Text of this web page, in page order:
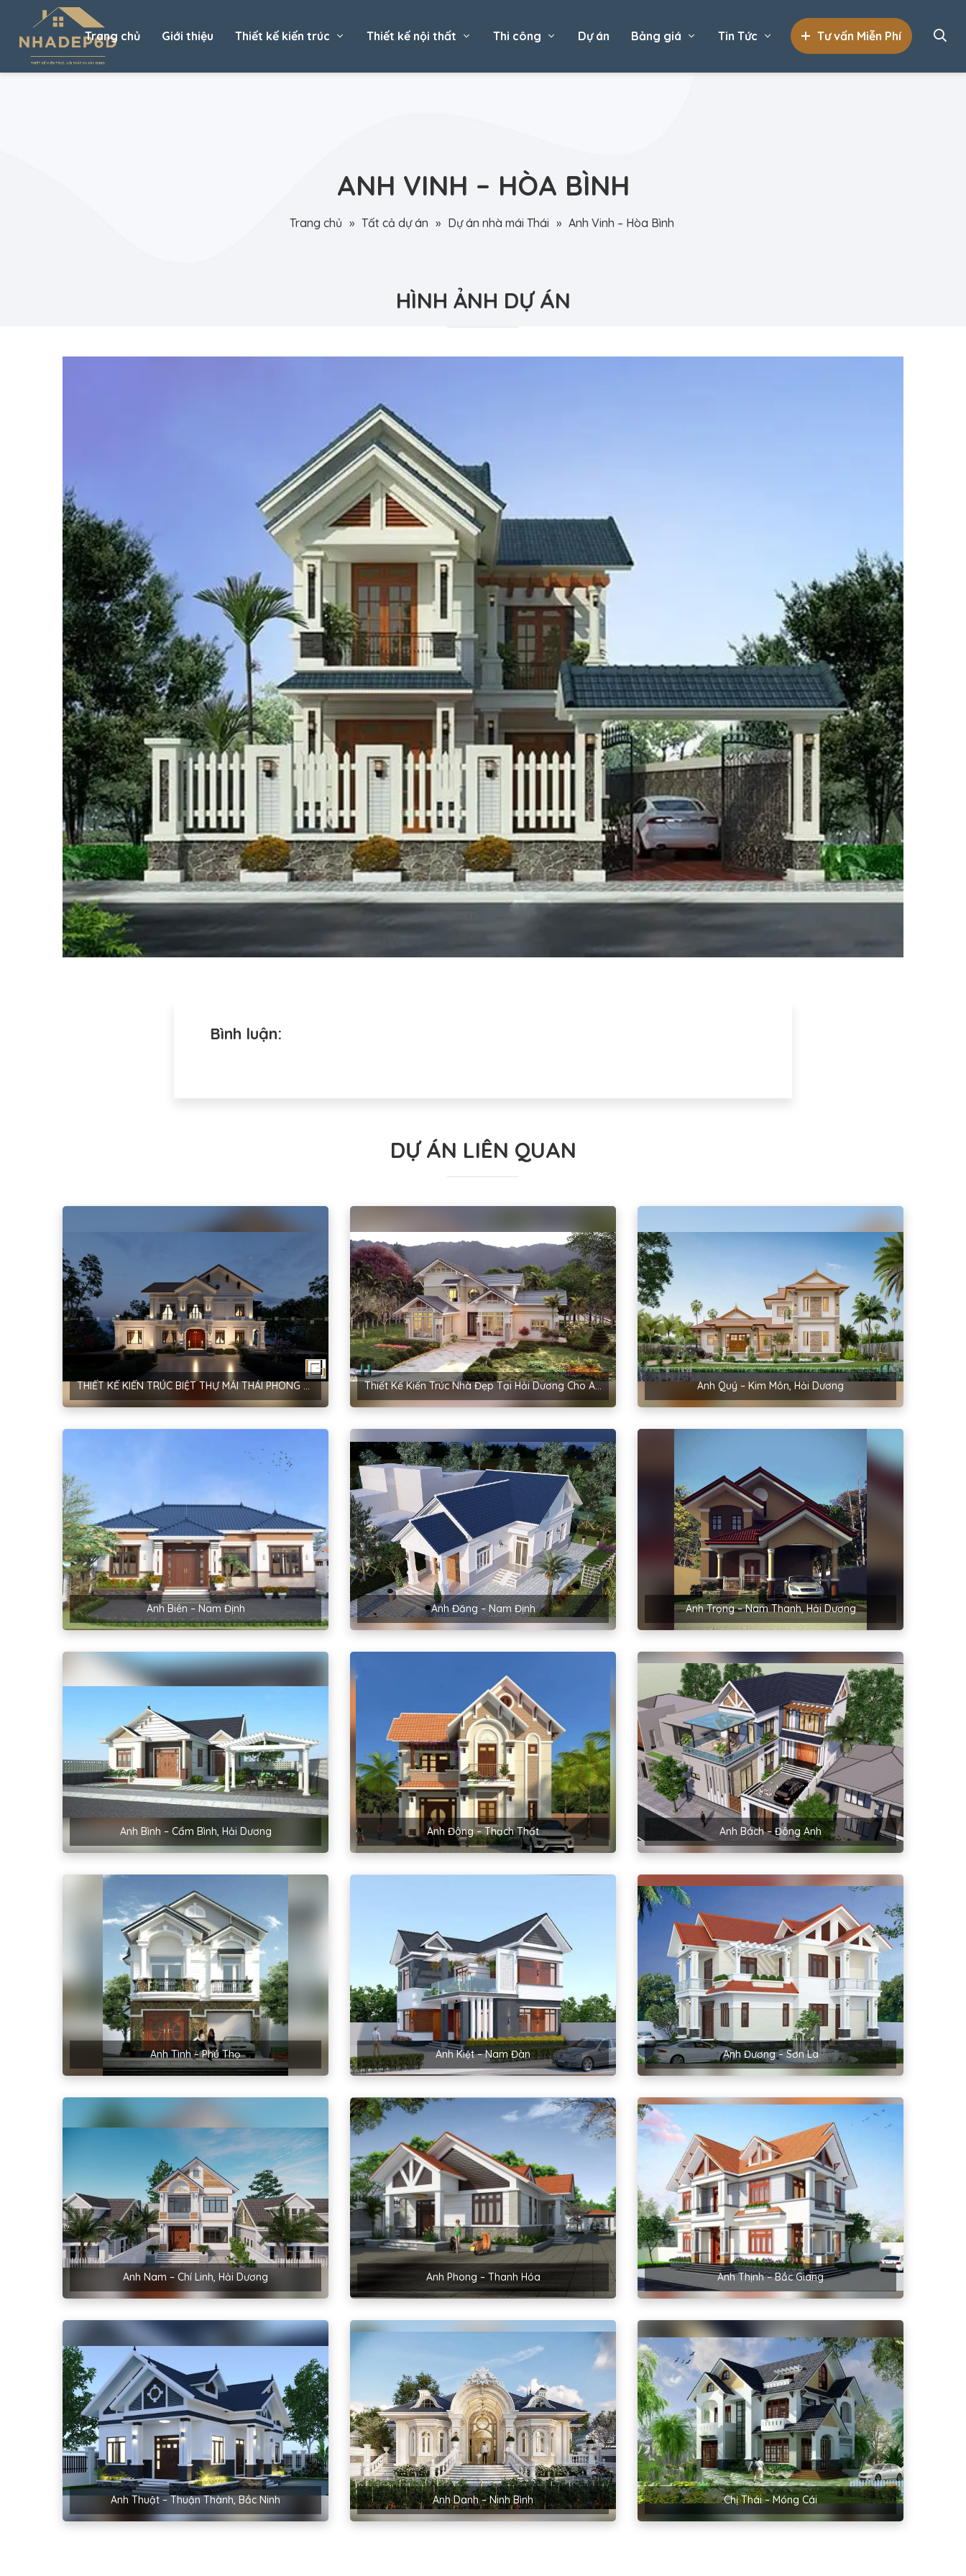
Trang chủ Giới thiệu Thiết kế kiến trúc Thiết kế nội thất Thi công Dự án Bảng giá Tin Tức Tư vấn Miễn Phí
ANH VINH – HÒA BÌNH
Trang chủ » Tất cả dự án » Dự án nhà mái Thái » Anh Vinh – Hòa Bình
HÌNH ẢNH DỰ ÁN
Bình luận:
DỰ ÁN LIÊN QUAN
THIẾT KẾ KIẾN TRÚC BIỆT THỰ MÁI THÁI PHONG CÁCH TÂN CỔ ĐIỂN – ANH HOÀNG GIA LÝ Thiết Kế Kiến Trúc Nhà Đẹp Tại Hải Dương Cho Anh Hậu – Cẩm Bình Anh Quý – Kim Môn, Hải Dương
Anh Biên – Nam Định Anh Đăng – Nam Định Anh Trọng – Nam Thanh, Hải Dương
Anh Bình – Cẩm Bình, Hải Dương Anh Đông – Thạch Thất Anh Bách – Đông Anh
Anh Tình – Phú Thọ Anh Kiệt – Nam Đàn Anh Đương – Sơn La
Anh Nam – Chí Linh, Hải Dương Anh Phong – Thanh Hóa Anh Thịnh – Bắc Giang
Anh Thuật – Thuận Thành, Bắc Ninh Anh Danh – Ninh Bình Chị Thái – Móng Cái